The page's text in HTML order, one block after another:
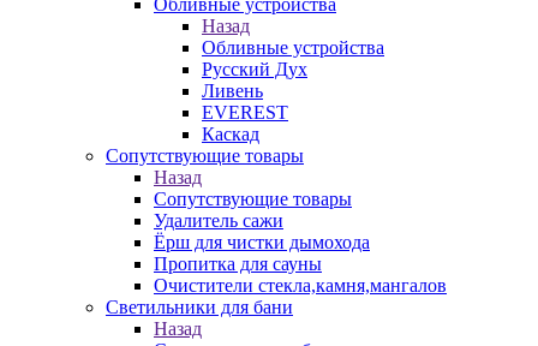
Обливные устройства
Назад
Обливные устройства
Русский Дух
Ливень
EVEREST
Каскад
Сопутствующие товары
Назад
Сопутствующие товары
Удалитель сажи
Ёрш для чистки дымохода
Пропитка для сауны
Очистители стекла,камня,мангалов
Светильники для бани
Назад